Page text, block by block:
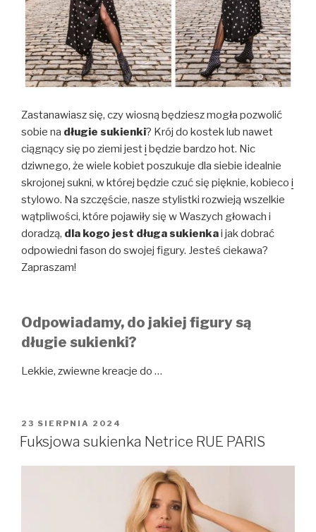
Zastanawiasz się, czy wiosną będziesz mogła pozwolić
sobie na długie sukienki? Krój do kostek lub nawet
ciągnący się po ziemi jesti będzie bardzo hot. Nic
dziwnego, że wiele kobiet poszukuje dla siebie idealnie
skrojonej sukni, w której będzie czuć się pięknie, kobieco i
stylowo. Na szczęście, nasze stylistki rozwieją wszelkie
wątpliwości, które pojawiły się w Waszych głowach i
doradzą, dla kogo jest długa sukienkai jak dobrać
odpowiedni fason do swojej figury. Jesteś ciekawa?
Zapraszam!
Odpowiadamy, do jakiej figury są
długie sukienki?
Lekkie, zwiewne kreacje do …
OPUBLIKOWANE
W
23 SIERPNIA 2024
Fuksjowa sukienka Netrice RUE PARIS